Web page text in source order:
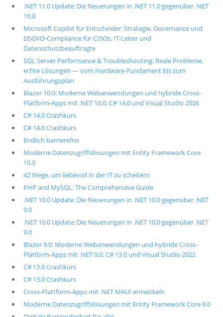
.NET 11.0 Update: Die Neuerungen in .NET 11.0 gegenüber .NET
10.0
Microsoft Copilot für Entscheider: Strategie, Governance und
DSGVO-Compliance für CISOs, IT-Leiter und
Datenschutzbeauftragte
SQL Server Performance & Troubleshooting: Reale Probleme,
echte Lösungen — vom Hardware-Fundament bis zum
Ausführungsplan
Blazor 10.0: Moderne Webanwendungen und hybride Cross-
Platform-Apps mit .NET 10.0, C# 14.0 und Visual Studio 2026
C# 14.0 Crashkurs
C# 14.0 Crashkurs
Endlich barrierefrei
Moderne Datenzugriffslösungen mit Entity Framework Core
10.0
42 Wege, um liebevoll in der IT zu scheitern
PHP and MySQL: The Comprehensive Guide
.NET 10.0 Update: Die Neuerungen in .NET 10.0 gegenüber .NET
9.0
.NET 10.0 Update: Die Neuerungen in .NET 10.0 gegenüber .NET
9.0
Blazor 9.0: Moderne Webanwendungen und hybride Cross-
Platform-Apps mit .NET 9.0, C# 13.0 und Visual Studio 2022
C# 13.0 Crashkurs
C# 13.0 Crashkurs
Cross-Plattform-Apps mit .NET MAUI entwickeln
Moderne Datenzugriffslösungen mit Entity Framework Core 9.0